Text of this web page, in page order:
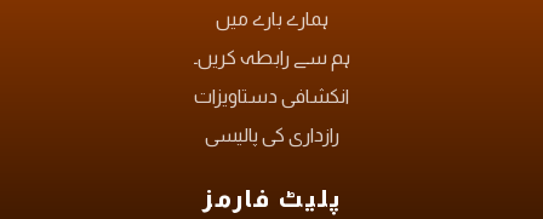
ہمارے بارے میں
ہم سے رابطہ کریں۔
انکشافی دستاویزات
رازداری کی پالیسی
پلیٹ فارمز